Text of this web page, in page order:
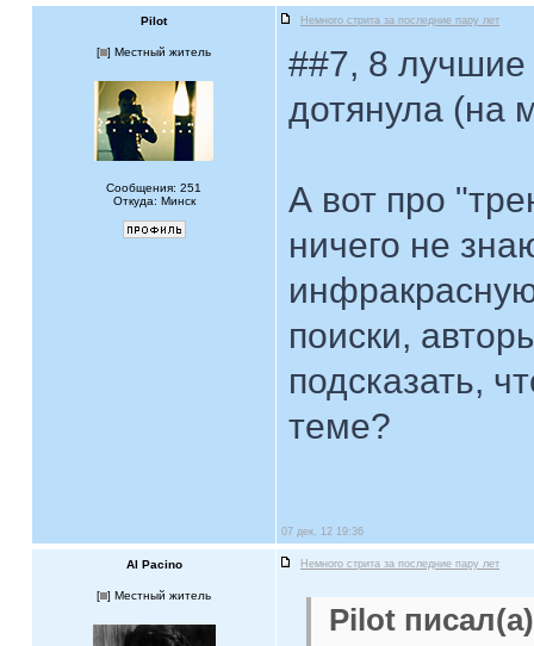
Pilot Немного стрита за последние пару лет
[ ] Местный житель
Сообщения: 251
Откуда: Минск
##7, 8 лучшие
дотянула (на
А вот про
ничего не
поиски,
подсказать,
теме?
07 дек, 12 19:36
Al Pacino Немного стрита за последние пару лет
[ ] Местный житель
Pilot